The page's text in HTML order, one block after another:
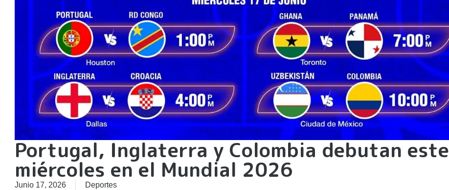
Portugal, Inglaterra y Colombia debutan este
miércoles en el Mundial 2026
Junio 17, 2026
Deportes